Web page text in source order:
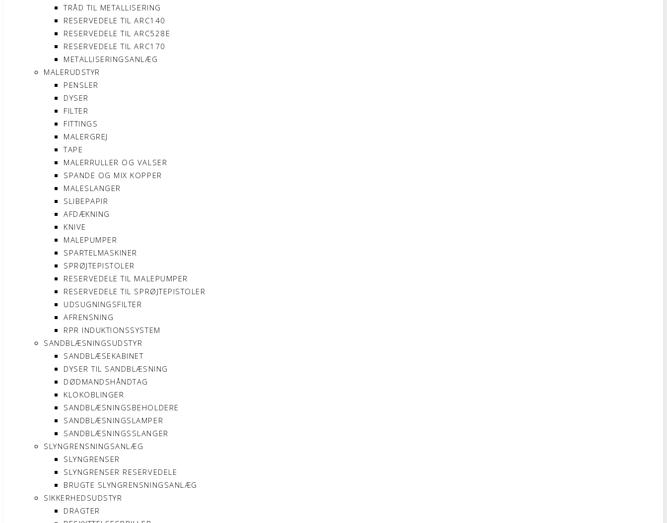
TRÅD TIL METALLISERING
RESERVEDELE TIL ARC140
RESERVEDELE TIL ARC528E
RESERVEDELE TIL ARC170
METALLISERINGSANLÆG
MALERUDSTYR
PENSLER
DYSER
FILTER
FITTINGS
MALERGREJ
TAPE
MALERRULLER OG VALSER
SPANDE OG MIX KOPPER
MALESLANGER
SLIBEPAPIR
AFDÆKNING
KNIVE
MALEPUMPER
SPARTELMASKINER
SPRØJTEPISTOLER
RESERVEDELE TIL MALEPUMPER
RESERVEDELE TIL SPRØJTEPISTOLER
UDSUGNINGSFILTER
AFRENSNING
RPR INDUKTIONSSYSTEM
SANDBLÆSNINGSUDSTYR
SANDBLÆSEKABINET
DYSER TIL SANDBLÆSNING
DØDMANDSHÅNDTAG
KLOKOBLINGER
SANDBLÆSNINGSBEHOLDERE
SANDBLÆSNINGSLAMPER
SANDBLÆSNINGSSLANGER
SLYNGRENSNINGSANLÆG
SLYNGRENSER
SLYNGRENSER RESERVEDELE
BRUGTE SLYNGRENSNINGSANLÆG
SIKKERHEDSUDSTYR
DRAGTER